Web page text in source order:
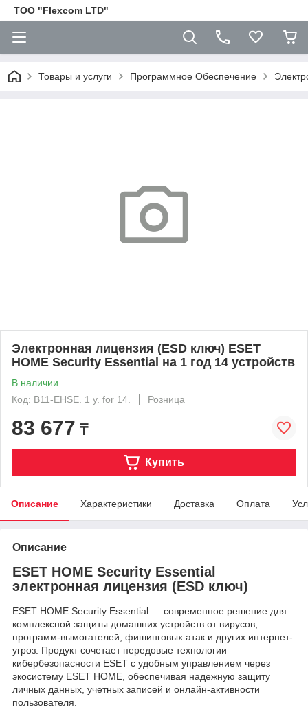
ТОО "Flexcom LTD"
Товары и услуги Программное Обеспечение
Электронная лицензия (ESD ключ) ESET
HOME Security Essential на 1 год 14 устройств
В наличии
Код: B11-EHSE. 1 y. for 14.
Розница
83 677 ₸
Купить
Описание Характеристики Доставка Оплата
Описание
ESET HOME Security Essential
электронная лицензия (ESD ключ)
ESET HOME Security Essential — современное решение для
комплексной защиты домашних устройств от вирусов,
программ-вымогателей, фишинговых атак и других интернет-
угроз. Продукт сочетает передовые технологии
кибербезопасности ESET с удобным управлением через
экосистему ESET HOME, обеспечивая надежную защиту
личных данных, учетных записей и онлайн-активности
пользователя.